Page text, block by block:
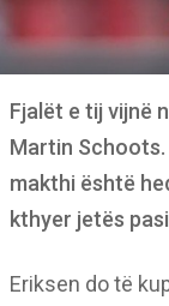
Fjalët e tij vijnë
Martin
makthi është
kthyer jetës
Eriksen do të